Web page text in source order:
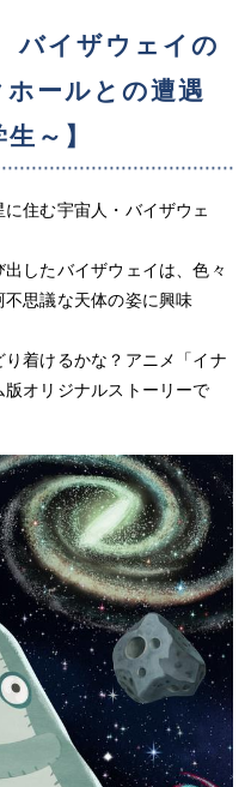
イザウェイの
ールとの遭遇
～】
住む宇宙人・バイザウェ
したバイザウェイは、色々
思議な天体の姿に興味
着けるかな？アニメ「イナ
オリジナルストーリーで